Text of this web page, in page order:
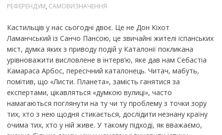
РЕФЕРЕНДУМ, САМОВИЗНАЧЕННЯ
Кастильців у нас сьогодні двоє. Це не Дон Кіхот
Ламанчський із Санчо Пансою, це звичайні жителі іспанських
міст, думка яких з приводу подій у Каталонії покликана
урівноважити висловлене в інтерв’ю, яке дав нам Себастіа
Камараса Арбос, пересічний каталонець. Читач, мабуть,
помітив, що «Листи. Планета», замість ганятися за
експертами, цікавляться «думкою вулиці», часто
намагаються поглянути на ту чи ту проблему з точки зору
тих, хто з нею щодня стикається, дослідити незнану країну
очима тих, хто у ній живе. У такому підході, як вважаємо,